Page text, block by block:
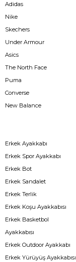
Adidas
Nike
Skechers
Under Armour
Asics
The North Face
Puma
Converse
New Balance
Erkek Ayakkabı
Erkek Spor Ayakkabı
Erkek Bot
Erkek Sandalet
Erkek Terlik
Erkek Koşu Ayakkabısı
Erkek Basketbol
Ayakkabısı
Erkek Outdoor Ayakkabı
Erkek Yürüyüş Ayakkabısı